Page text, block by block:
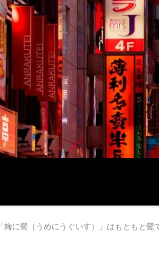
「梅に鶯（うめにうぐいす）」はもともと